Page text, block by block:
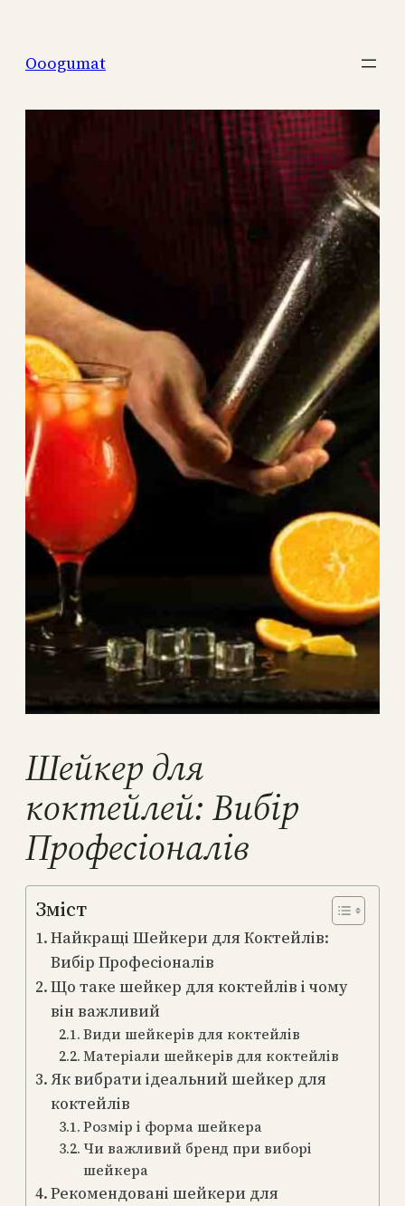
содержимому
Ooogumat
Шейкер для
коктейлей: Вибір
Професіоналів
Зміст
Найкращі Шейкери для Коктейлів:
Вибір Професіоналів
Що таке шейкер для коктейлів і чому
він важливий
Види шейкерів для коктейлів
Матеріали шейкерів для коктейлів
Як вибрати ідеальний шейкер для
коктейлів
Розмір і форма шейкера
Чи важливий бренд при виборі
шейкера
Рекомендовані шейкери для